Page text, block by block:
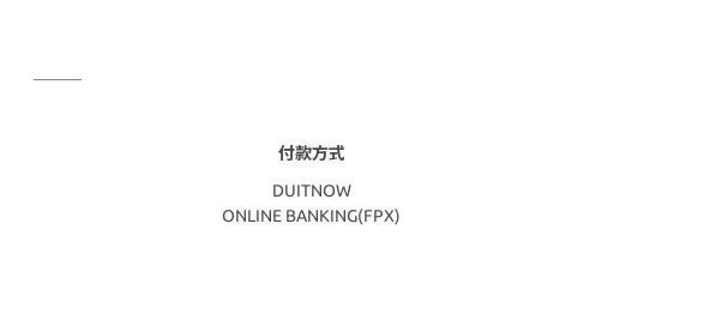
付款方式
DUITNOW
ONLINE BANKING(FPX)